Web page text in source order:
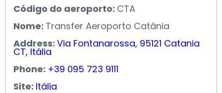
Código do aeroporto: CTA
Nome: Transfer Aeroporto Catânia
Address: Via Fontanarossa, 95121 Catania
CT, Itália
Phone: +39 095 723 9111
Site: Itália